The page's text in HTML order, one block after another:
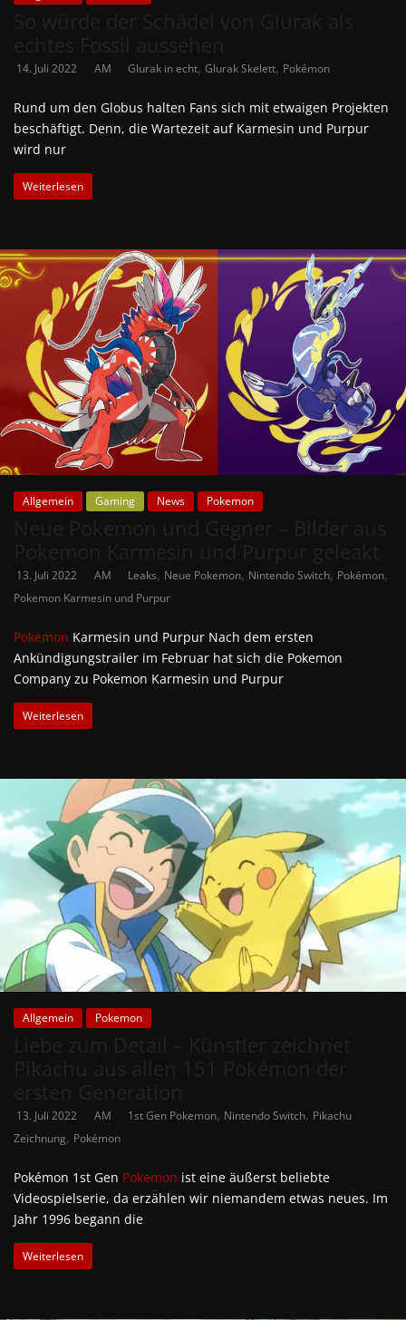
14. Juli 2022 AM Glurak in echt, Glurak Skelett, Pokémon
Rund um den Globus halten Fans sich mit etwaigen Projekten
beschäftigt. Denn, die Wartezeit auf Karmesin und Purpur
wird nur
Weiterlesen
Allgemein Gaming News Pokemon
13. Juli 2022 AM Leaks, Neue Pokemon, Nintendo Switch, Pokémon,
Pokemon Karmesin und Purpur
Pokemon Karmesin und Purpur Nach dem ersten
Ankündigungstrailer im Februar hat sich die Pokemon
Company zu Pokemon Karmesin und Purpur
Weiterlesen
Allgemein Pokemon
13. Juli 2022 AM 1st Gen Pokemon, Nintendo Switch, Pikachu
Zeichnung, Pokémon
Pokémon 1st Gen Pokemon ist eine äußerst beliebte
Videospielserie, da erzählen wir niemandem etwas neues. Im
Jahr 1996 begann die
Weiterlesen